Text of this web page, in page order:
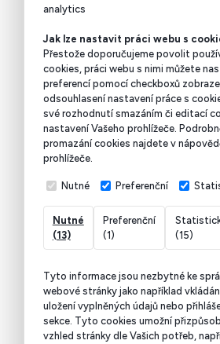
analytics
Jak lze nastavit práci webu s
Přestože doporučujeme povolit
cookies, práci webu s nimi můžete
preferencí pomocí checkboxů
odsouhlasení nastavení práce s
své rozhodnutí smazáním či editací
nastavení Vašeho prohlížeče.
promazání cookies najdete v
prohlížeče.
Nutné Preferenční
Nutné
(13)
Preferenční
(1)
(15)
Tyto informace jsou nezbytné ke
webové stránky jako například
uložení vyplněných údajů nebo
sekce. Tyto cookies umožní
vzhled stránky dle Vašich potřeb,